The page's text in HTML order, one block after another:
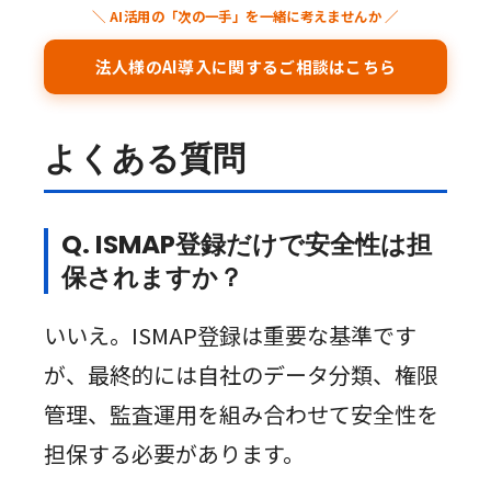
＼ AI活用の「次の一手」を一緒に考えませんか ／
法人様のAI導入に関するご相談はこちら
よくある質問
Q. ISMAP登録だけで安全性は担
保されますか？
いいえ。ISMAP登録は重要な基準です
が、最終的には自社のデータ分類、権限
管理、監査運用を組み合わせて安全性を
担保する必要があります。